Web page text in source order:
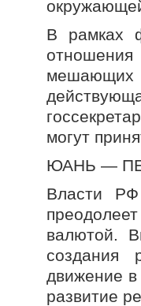
В рамках
могут
ЮАНЬ —
Власти РФ
валютой.
создания
движение
развитие